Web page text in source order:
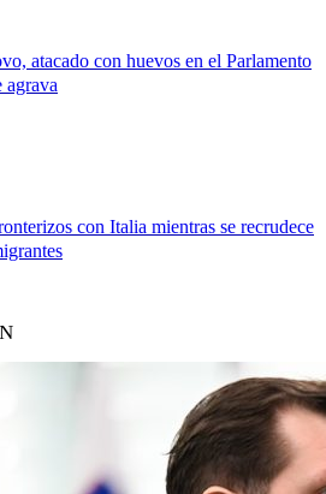
atacado con huevos en el Parlamento
agrava
con Italia mientras se recrudece